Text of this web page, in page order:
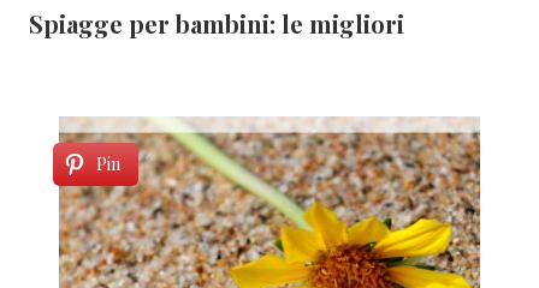
Spiagge per bambini: le migliori
Pin